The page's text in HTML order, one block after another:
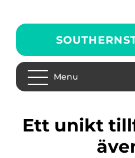
Menu
Ett unikt tillfälle för nya